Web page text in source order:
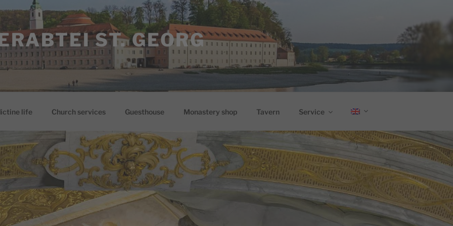
ST. GEORG
life Church services Guesthouse Monastery shop Tavern Service